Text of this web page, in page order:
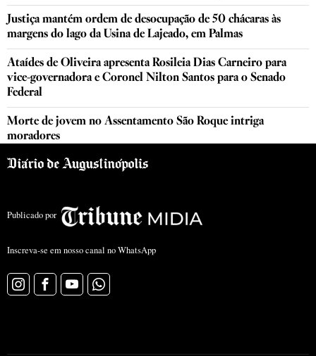
Justiça mantém ordem de desocupação de 50 chácaras às
margens do lago da Usina de Lajeado, em Palmas
Ataídes de Oliveira apresenta Rosileia Dias Carneiro para
vice-governadora e Coronel Nilton Santos para o Senado
Federal
Morte de jovem no Assentamento São Roque intriga
moradores
Publicado por
Inscreva-se em nosso canal no WhatsApp